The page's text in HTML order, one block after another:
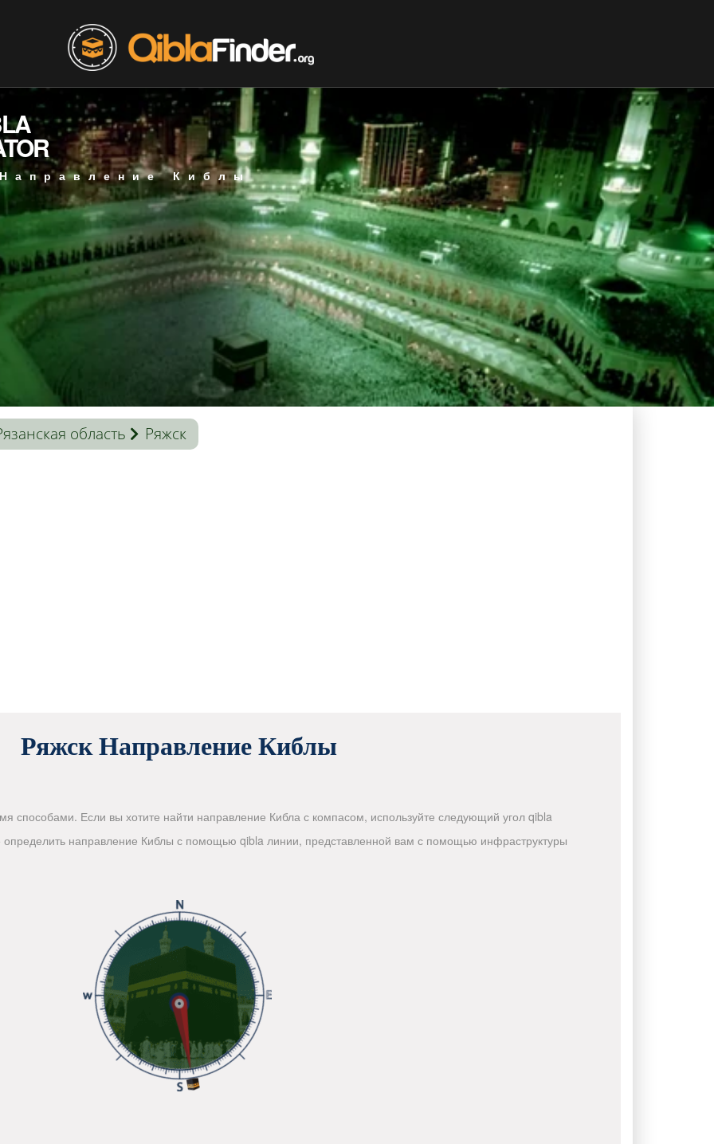
Киблы
область Ряжск
Ряжск Направление Киблы
способами. Если вы хотите найти направление Кибла с компасом, используйте следующий угол qibla
направление Киблы с помощью qibla линии, представленной вам с помощью инфраструктуры